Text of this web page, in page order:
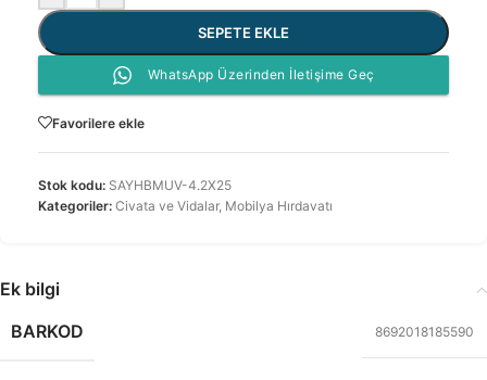
SEPETE EKLE
WhatsApp Üzerinden İletişime Geç
Favorilere ekle
Stok kodu: SAYHBMUV-4.2X25
Kategoriler: Civata ve Vidalar, Mobilya Hırdavatı
Ek bilgi
BARKOD
8692018185590